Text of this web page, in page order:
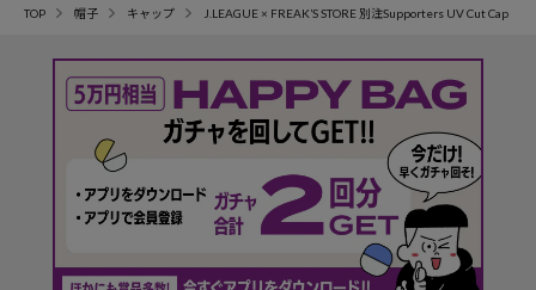
TOP 帽子 キャップ J.LEAGUE × FREAK’S STORE 別注Supporters UV Cut Cap